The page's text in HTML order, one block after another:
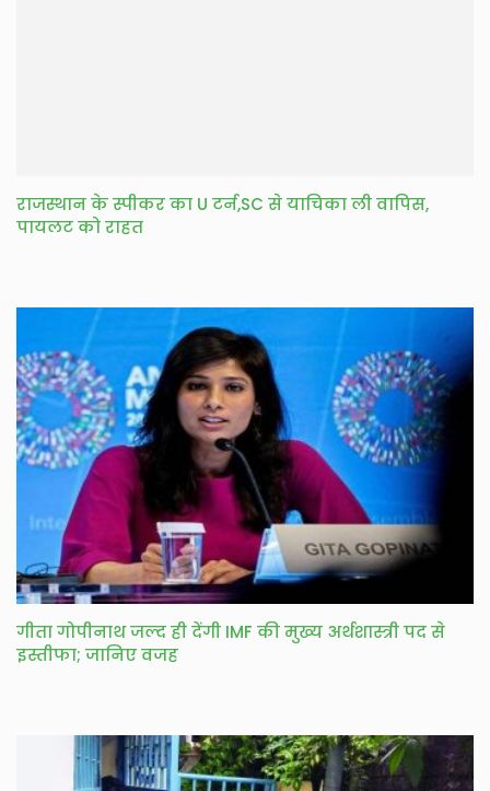
राजस्थान के स्पीकर का U टर्न,SC से याचिका ली वापिस,
पायलट को राहत
गीता गोपीनाथ जल्द ही देंगी IMF की मुख्य अर्थशास्त्री पद से
इस्तीफा; जानिए वजह